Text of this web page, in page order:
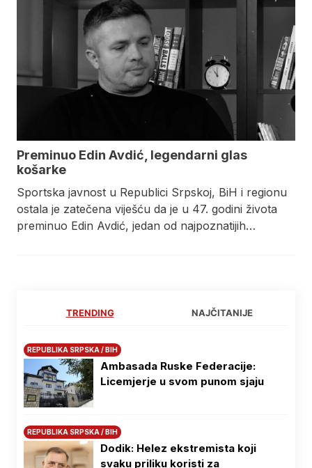
Preminuo Edin Avdić, legendarni glas
košarke
​Sportska javnost u Republici Srpskoj, BiH i regionu
ostala je zatečena viješću da je u 47. godini života
preminuo Edin Avdić, jedan od najpoznatijih…
TRENDING NAJČITANIJE
REPUBLIKA SRPSKA / BIH
Ambasada Ruske Federacije:
Licemjerje u svom punom sjaju
REPUBLIKA SRPSKA / BIH
Dodik: Helez ekstremista koji
svaku priliku koristi za